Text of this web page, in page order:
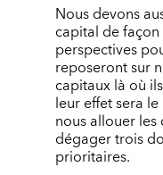
Nous devons
capital de
perspectives
reposeront sur
capitaux là où
leur effet sera
nous allouer
dégager trois
prioritaires.